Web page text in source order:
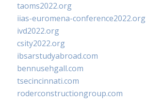
taoms2022.org
iias-euromena-conference2022.org
ivd2022.org
csity2022.org
ibsarstudyabroad.com
bennusehgall.com
tsecincinnati.com
roderconstructiongroup.com